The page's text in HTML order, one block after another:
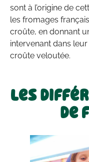
sont à l’origine de
les fromages
croûte, en donnant
intervenant dans
croûte veloutée.
Les
de